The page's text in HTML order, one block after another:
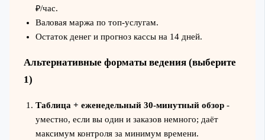
₽/час.
Валовая маржа по топ‑услугам.
Остаток денег и прогноз кассы на 14 дней.
Альтернативные форматы ведения (выберите
1)
Таблица + еженедельный 30‑минутный обзор-
уместно, если вы один и заказов немного; даёт
максимум контроля за минимум времени.